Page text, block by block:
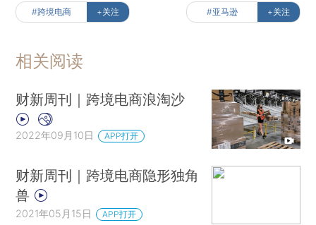
#跨境电商 +关注 #亚马逊 +关注
相关阅读
财新周刊｜跨境电商浪淘沙
2022年09月10日 APP打开
财新周刊｜跨境电商隐形独角
兽
2021年05月15日 APP打开